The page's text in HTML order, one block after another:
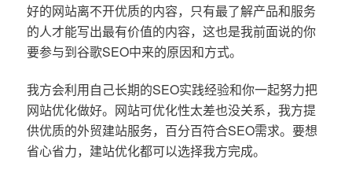
好的网站离不开优质的内容，只有最了解产品和服务
的人才能写出最有价值的内容，这也是我前面说的你
要参与到谷歌SEO中来的原因和方式。
我方会利用自己长期的SEO实践经验和你一起努力把
网站优化做好。网站可优化性太差也没关系，我方提
供优质的外贸建站服务，百分百符合SEO需求。要想
省心省力，建站优化都可以选择我方完成。